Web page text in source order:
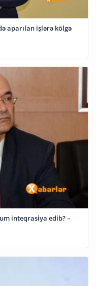
aparılan işlərə kölgə
inteqrasiya edib? –